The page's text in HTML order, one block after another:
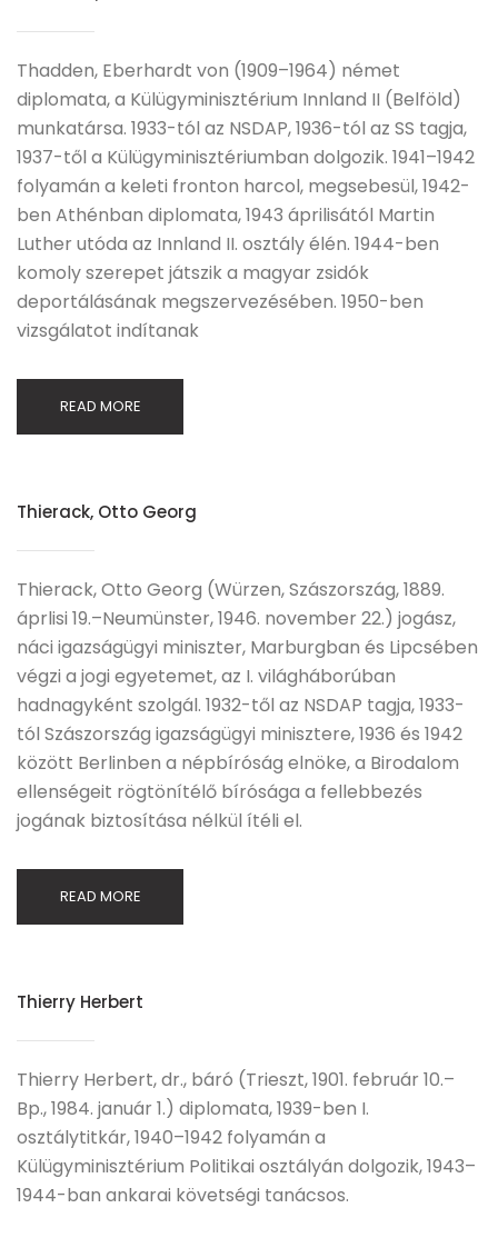
Thadden, Eberhardt von (1909–1964) német
diplomata, a Külügyminisztérium Innland II (Belföld)
munkatársa. 1933-tól az NSDAP, 1936-tól az SS tagja,
1937-től a Külügyminisztériumban dolgozik. 1941–1942
folyamán a keleti fronton harcol, megsebesül, 1942-
ben Athénban diplomata, 1943 áprilisától Martin
Luther utóda az Innland II. osztály élén. 1944-ben
komoly szerepet játszik a magyar zsidók
deportálásának megszervezésében. 1950-ben
vizsgálatot indítanak
READ MORE
Thierack, Otto Georg
Thierack, Otto Georg (Würzen, Szászország, 1889.
áprlisi 19.–Neumünster, 1946. november 22.) jogász,
náci igazságügyi miniszter, Marburgban és Lipcsében
végzi a jogi egyetemet, az I. világháborúban
hadnagyként szolgál. 1932-től az NSDAP tagja, 1933-
tól Szászország igazságügyi minisztere, 1936 és 1942
között Berlinben a népbíróság elnöke, a Birodalom
ellenségeit rögtönítélő bírósága a fellebbezés
jogának biztosítása nélkül ítéli el.
READ MORE
Thierry Herbert
Thierry Herbert, dr., báró (Trieszt, 1901. február 10.–
Bp., 1984. január 1.) diplomata, 1939-ben I.
osztálytitkár, 1940–1942 folyamán a
Külügyminisztérium Politikai osztályán dolgozik, 1943–
1944-ban ankarai követségi tanácsos.